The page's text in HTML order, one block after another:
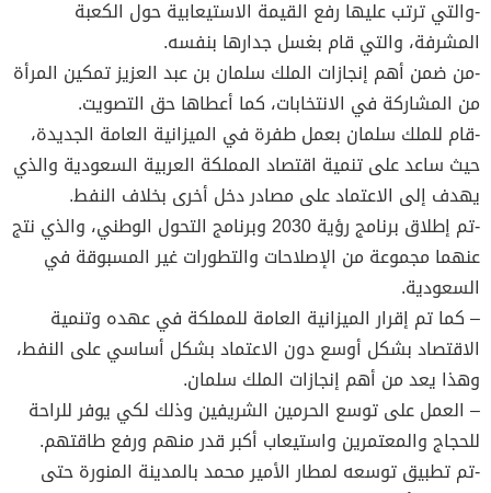
-والتي ترتب عليها رفع القيمة الاستيعابية حول الكعبة
المشرفة، والتي قام بغسل جدارها بنفسه.
-من ضمن أهم إنجازات الملك سلمان بن عبد العزيز تمكين المرأة
من المشاركة في الانتخابات، كما أعطاها حق التصويت.
-قام للملك سلمان بعمل طفرة في الميزانية العامة الجديدة،
حيث ساعد على تنمية اقتصاد المملكة العربية السعودية والذي
يهدف إلى الاعتماد على مصادر دخل أخرى بخلاف النفط.
-تم إطلاق برنامج رؤية 2030 وبرنامج التحول الوطني، والذي نتج
عنهما مجموعة من الإصلاحات والتطورات غير المسبوقة في
السعودية.
– كما تم إقرار الميزانية العامة للمملكة في عهده وتنمية
الاقتصاد بشكل أوسع دون الاعتماد بشكل أساسي على النفط،
وهذا يعد من أهم إنجازات الملك سلمان.
– العمل على توسع الحرمين الشريفين وذلك لكي يوفر للراحة
للحجاج والمعتمرين واستيعاب أكبر قدر منهم ورفع طاقتهم.
-تم تطبيق توسعه لمطار الأمير محمد بالمدينة المنورة حتى